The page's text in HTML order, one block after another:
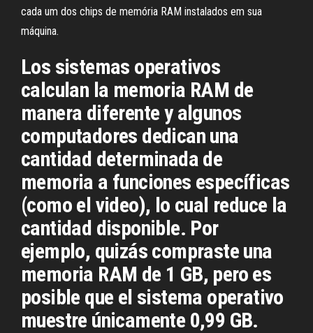
cada um dos chips de memória RAM instalados em sua
máquina.
Los sistemas operativos
calculan la memoria RAM de
manera diferente y algunos
computadores dedican una
cantidad determinada de
memoria a funciones específicas
(como el video), lo cual reduce la
cantidad disponible. Por
ejemplo, quizás compraste una
memoria RAM de 1 GB, pero es
posible que el sistema operativo
muestre únicamente 0,99 GB.